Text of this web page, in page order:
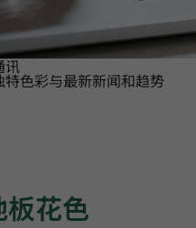
讯
色彩与最新新闻和趋势
花色